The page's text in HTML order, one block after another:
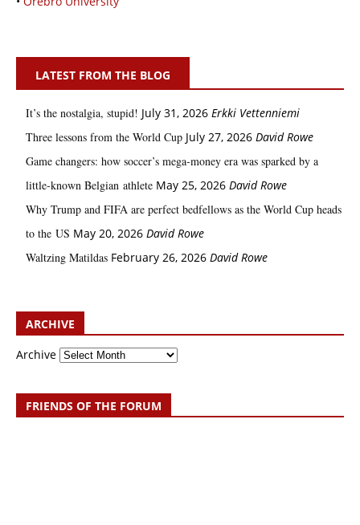
LATEST FROM THE BLOG
It’s the nostalgia, stupid! July 31, 2026 Erkki Vetten­­niemi
Three lessons from the World Cup July 27, 2026 David Rowe
Game changers: how soccer’s mega‑money era was sparked by a
little‑known Belgian athlete May 25, 2026 David Rowe
Why Trump and FIFA are perfect bedfellows as the World Cup heads
to the US May 20, 2026 David Rowe
Waltzing Matildas February 26, 2026 David Rowe
ARCHIVE
Archive
FRIENDS OF THE FORUM